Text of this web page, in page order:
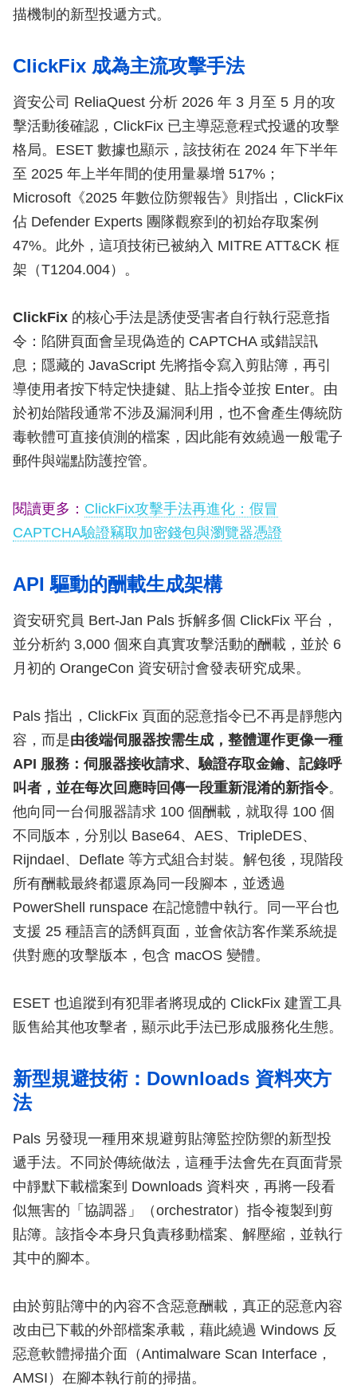
描機制的新型投遞方式。
ClickFix 成為主流攻擊手法
資安公司 ReliaQuest 分析 2026 年 3 月至 5 月的攻
擊活動後確認，ClickFix 已主導惡意程式投遞的攻擊
格局。ESET 數據也顯示，該技術在 2024 年下半年
至 2025 年上半年間的使用量暴增 517%；
Microsoft《2025 年數位防禦報告》則指出，ClickFix
佔 Defender Experts 團隊觀察到的初始存取案例
47%。此外，這項技術已被納入 MITRE ATT&CK 框
架（T1204.004）。
ClickFix 的核心手法是誘使受害者自行執行惡意指
令：陷阱頁面會呈現偽造的 CAPTCHA 或錯誤訊
息；隱藏的 JavaScript 先將指令寫入剪貼簿，再引
導使用者按下特定快捷鍵、貼上指令並按 Enter。由
於初始階段通常不涉及漏洞利用，也不會產生傳統防
毒軟體可直接偵測的檔案，因此能有效繞過一般電子
郵件與端點防護控管。
閱讀更多： ClickFix攻擊手法再進化：假冒
CAPTCHA驗證竊取加密錢包與瀏覽器憑證
API 驅動的酬載生成架構
資安研究員 Bert-Jan Pals 拆解多個 ClickFix 平台，
並分析約 3,000 個來自真實攻擊活動的酬載，並於 6
月初的 OrangeCon 資安研討會發表研究成果。
Pals 指出，ClickFix 頁面的惡意指令已不再是靜態內
容，而是由後端伺服器按需生成，整體運作更像一種
API 服務：伺服器接收請求、驗證存取金鑰、記錄呼
叫者，並在每次回應時回傳一段重新混淆的新指令。
他向同一台伺服器請求 100 個酬載，就取得 100 個
不同版本，分別以 Base64、AES、TripleDES、
Rijndael、Deflate 等方式組合封裝。解包後，現階段
所有酬載最終都還原為同一段腳本，並透過
PowerShell runspace 在記憶體中執行。同一平台也
支援 25 種語言的誘餌頁面，並會依訪客作業系統提
供對應的攻擊版本，包含 macOS 變體。
ESET 也追蹤到有犯罪者將現成的 ClickFix 建置工具
販售給其他攻擊者，顯示此手法已形成服務化生態。
新型規避技術：Downloads 資料夾方
法
Pals 另發現一種用來規避剪貼簿監控防禦的新型投
遞手法。不同於傳統做法，這種手法會先在頁面背景
中靜默下載檔案到 Downloads 資料夾，再將一段看
似無害的「協調器」（orchestrator）指令複製到剪
貼簿。該指令本身只負責移動檔案、解壓縮，並執行
其中的腳本。
由於剪貼簿中的內容不含惡意酬載，真正的惡意內容
改由已下載的外部檔案承載，藉此繞過 Windows 反
惡意軟體掃描介面（Antimalware Scan Interface，
AMSI）在腳本執行前的掃描。